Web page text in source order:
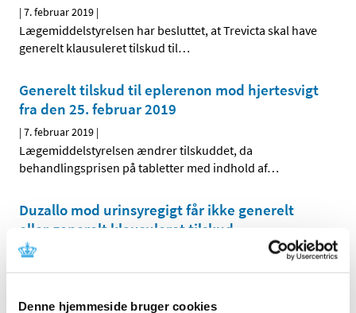
Denne hjemmeside bruger cookies
|7. februar 2019 |
Lægemiddelstyrelsen har besluttet, at Trevicta skal have
generelt klausuleret tilskud til…
Generelt tilskud til eplerenon mod hjertesvigt
fra den 25. februar 2019
|7. februar 2019 |
Lægemiddelstyrelsen ændrer tilskuddet, da
behandlingsprisen på tabletter med indhold af…
Duzallo mod urinsyregigt får ikke generelt
eller generelt klausuleret tilskud
|7. februar 2019
Lægemiddelstyrelsen har besluttet, at Duzallo, der